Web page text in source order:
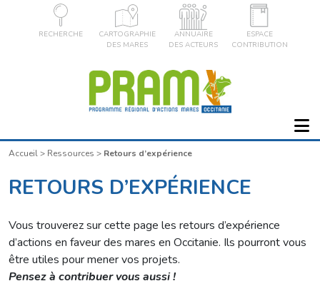
RECHERCHE
CARTOGRAPHIE
DES MARES
ANNUAIRE
DES ACTEURS
ESPACE
CONTRIBUTION
Accueil> Ressources > Retours d’expérience
RETOURS D’EXPÉRIENCE
Vous trouverez sur cette page les retours d’expérience
d’actions en faveur des mares en Occitanie. Ils pourront vous
être utiles pour mener vos projets.
Pensez à contribuer vous aussi !